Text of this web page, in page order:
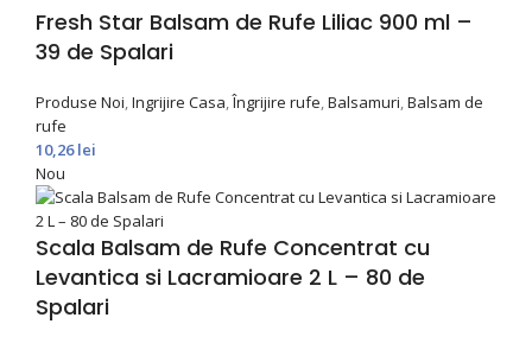
Fresh Star Balsam de Rufe Liliac 900 ml –
39 de Spalari
Produse Noi Ingrijire Casa ,Îngrijire rufe Balsamuri Balsam de
rufe
10,26lei
Nou
Scala Balsam de Rufe Concentrat cu
Levantica si Lacramioare 2 L – 80 de
Spalari